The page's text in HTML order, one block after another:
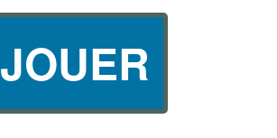
JOUER